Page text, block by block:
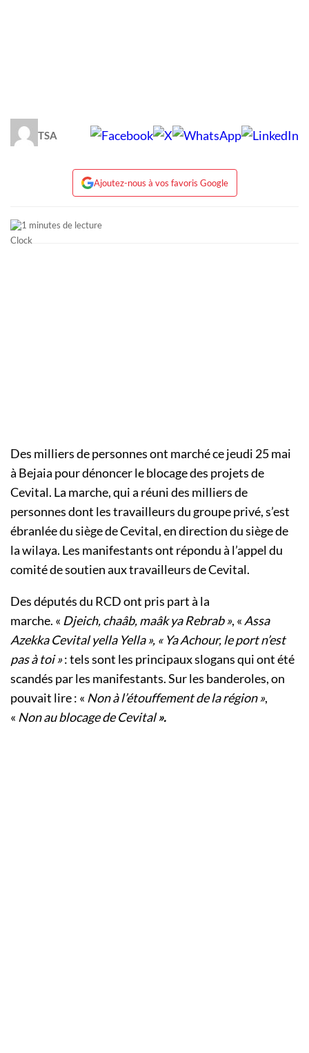
TSA
Ajoutez-nous à vos favoris Google
1 minutes de lecture
Des milliers de personnes ont marché ce jeudi 25 mai
à Bejaia pour dénoncer le blocage des projets de
Cevital. La marche, qui a réuni des milliers de
personnes dont les travailleurs du groupe privé, s’est
ébranlée du siège de Cevital, en direction du siège de
la wilaya. Les manifestants ont répondu à l’appel du
comité de soutien aux travailleurs de Cevital.
Des députés du RCD ont pris part à la
marche. « Djeich, chaâb, maâk ya Rebrab », « Assa
Azekka Cevital yella Yella », « Ya Achour, le port n’est
pas à toi »: tels sont les principaux slogans qui ont été
scandés par les manifestants. Sur les banderoles, on
pouvait lire : « Non à l’étouffement de la région »,
« Non au blocage de Cevital».